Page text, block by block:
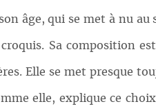
âge, qui se met à nu au
Sa composition
Elle se met presque
elle, explique ce